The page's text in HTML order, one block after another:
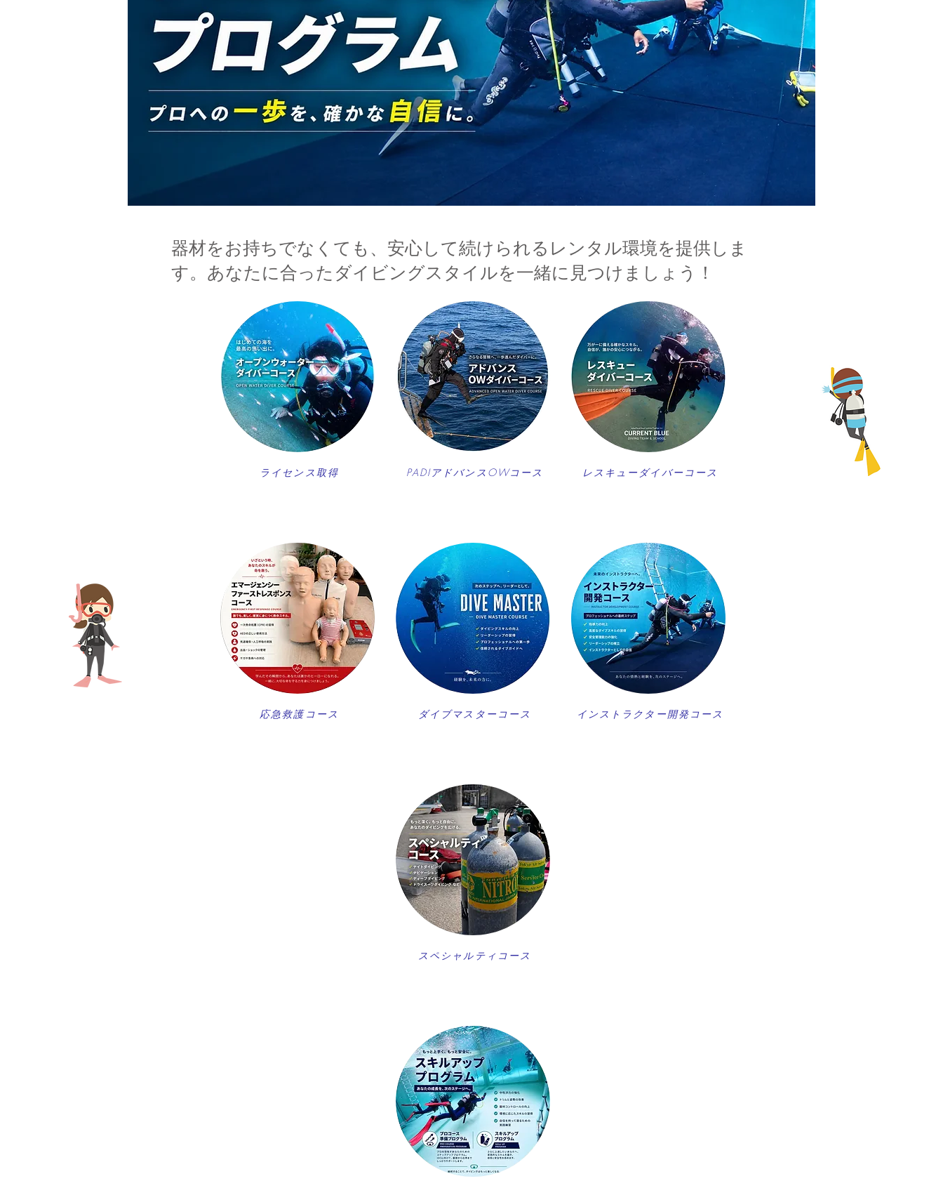
器材をお持ちでなくても、安心して続けられるレンタル環境を提供しま
す。あなたに合ったダイビングスタイルを一緒に見つけましょう！
ライセンス取得
​応急救護コース
PADIアドバンスOWコース
ダイブマスターコース
レスキューダイバーコース
インストラクター開発コース
スペシャルティコース